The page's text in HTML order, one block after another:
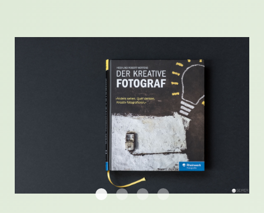
20180325 105002 Der Kreative Fotograf
20180325 105121 Der Kreative
20180325 105304 Der
20180325 105337 Der